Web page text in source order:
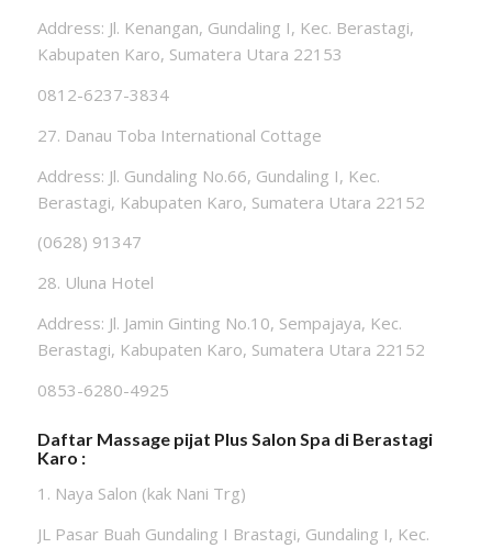
Address: Jl. Kenangan, Gundaling I, Kec. Berastagi,
Kabupaten Karo, Sumatera Utara 22153
0812-6237-3834
27. Danau Toba International Cottage
Address: Jl. Gundaling No.66, Gundaling I, Kec.
Berastagi, Kabupaten Karo, Sumatera Utara 22152
(0628) 91347
28. Uluna Hotel
Address: Jl. Jamin Ginting No.10, Sempajaya, Kec.
Berastagi, Kabupaten Karo, Sumatera Utara 22152
0853-6280-4925
Daftar Massage pijat Plus Salon Spa di Berastagi
Karo :
1. Naya Salon (kak Nani Trg)
JL Pasar Buah Gundaling I Brastagi, Gundaling I, Kec.